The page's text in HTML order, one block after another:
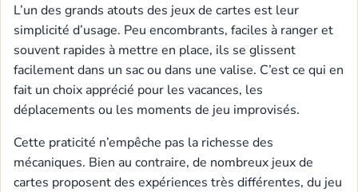
L’un des grands atouts des jeux de cartes est leur
simplicité d’usage. Peu encombrants, faciles à ranger et
souvent rapides à mettre en place, ils se glissent
facilement dans un sac ou dans une valise. C’est ce qui en
fait un choix apprécié pour les vacances, les
déplacements ou les moments de jeu improvisés.
Cette praticité n’empêche pas la richesse des
mécaniques. Bien au contraire, de nombreux jeux de
cartes proposent des expériences très différentes, du jeu